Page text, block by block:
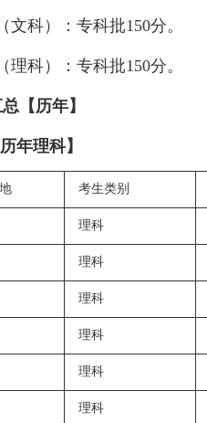
科）：专科批150分。
科）：专科批150分。
【历年】
年理科】
考生类别
理科
理科
理科
理科
理科
理科